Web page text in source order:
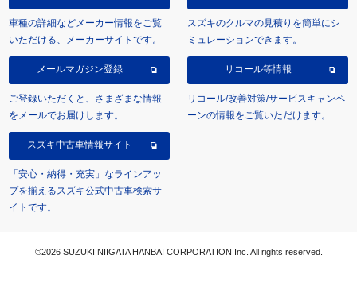
車種の詳細などメーカー情報をご覧
いただける、メーカーサイトです。
スズキのクルマの見積りを簡単にシ
ミュレーションできます。
メールマガジン登録
ご登録いただくと、さまざまな情報
をメールでお届けします。
リコール等情報
リコール/改善対策/サービスキャンペ
ーンの情報をご覧いただけます。
スズキ中古車情報サイト
「安心・納得・充実」なラインアッ
プを揃えるスズキ公式中古車検索サ
イトです。
©2026 SUZUKI NIIGATA HANBAI CORPORATION Inc. All rights reserved.